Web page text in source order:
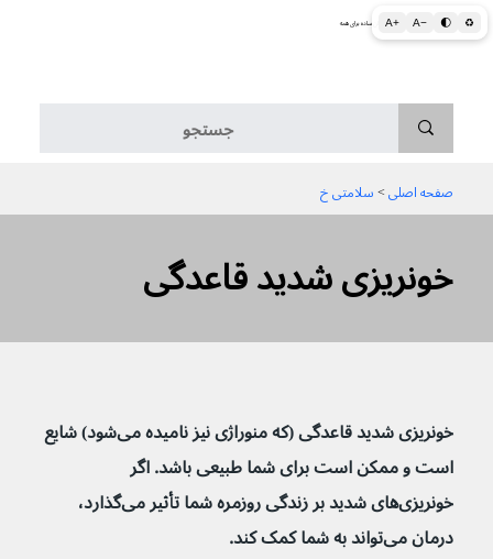
A+ A− 🌓 ♻ اطلاعات پزشکی و بهداشتی به زبان ساده برای همه
خونریزی شدید قاعدگی
صفحه اصلی > سلامتی خ
خونریزی شدید قاعدگی (که منوراژی نیز نامیده می‌شود) شایع
است و ممکن است برای شما طبیعی باشد. اگر
خونریزی‌های شدید بر زندگی روزمره شما تأثیر می‌گذارد،
درمان می‌تواند به شما کمک کند.